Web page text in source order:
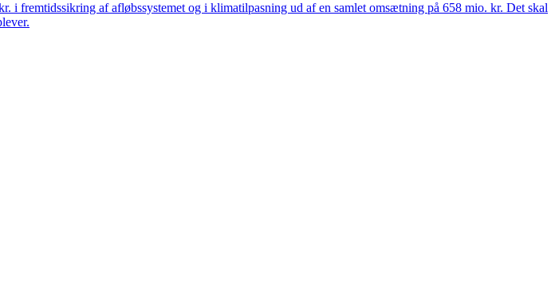
i fremtidssikring af afløbssystemet og i klimatilpasning ud af en samlet omsætning på 658 mio. kr. Det skal